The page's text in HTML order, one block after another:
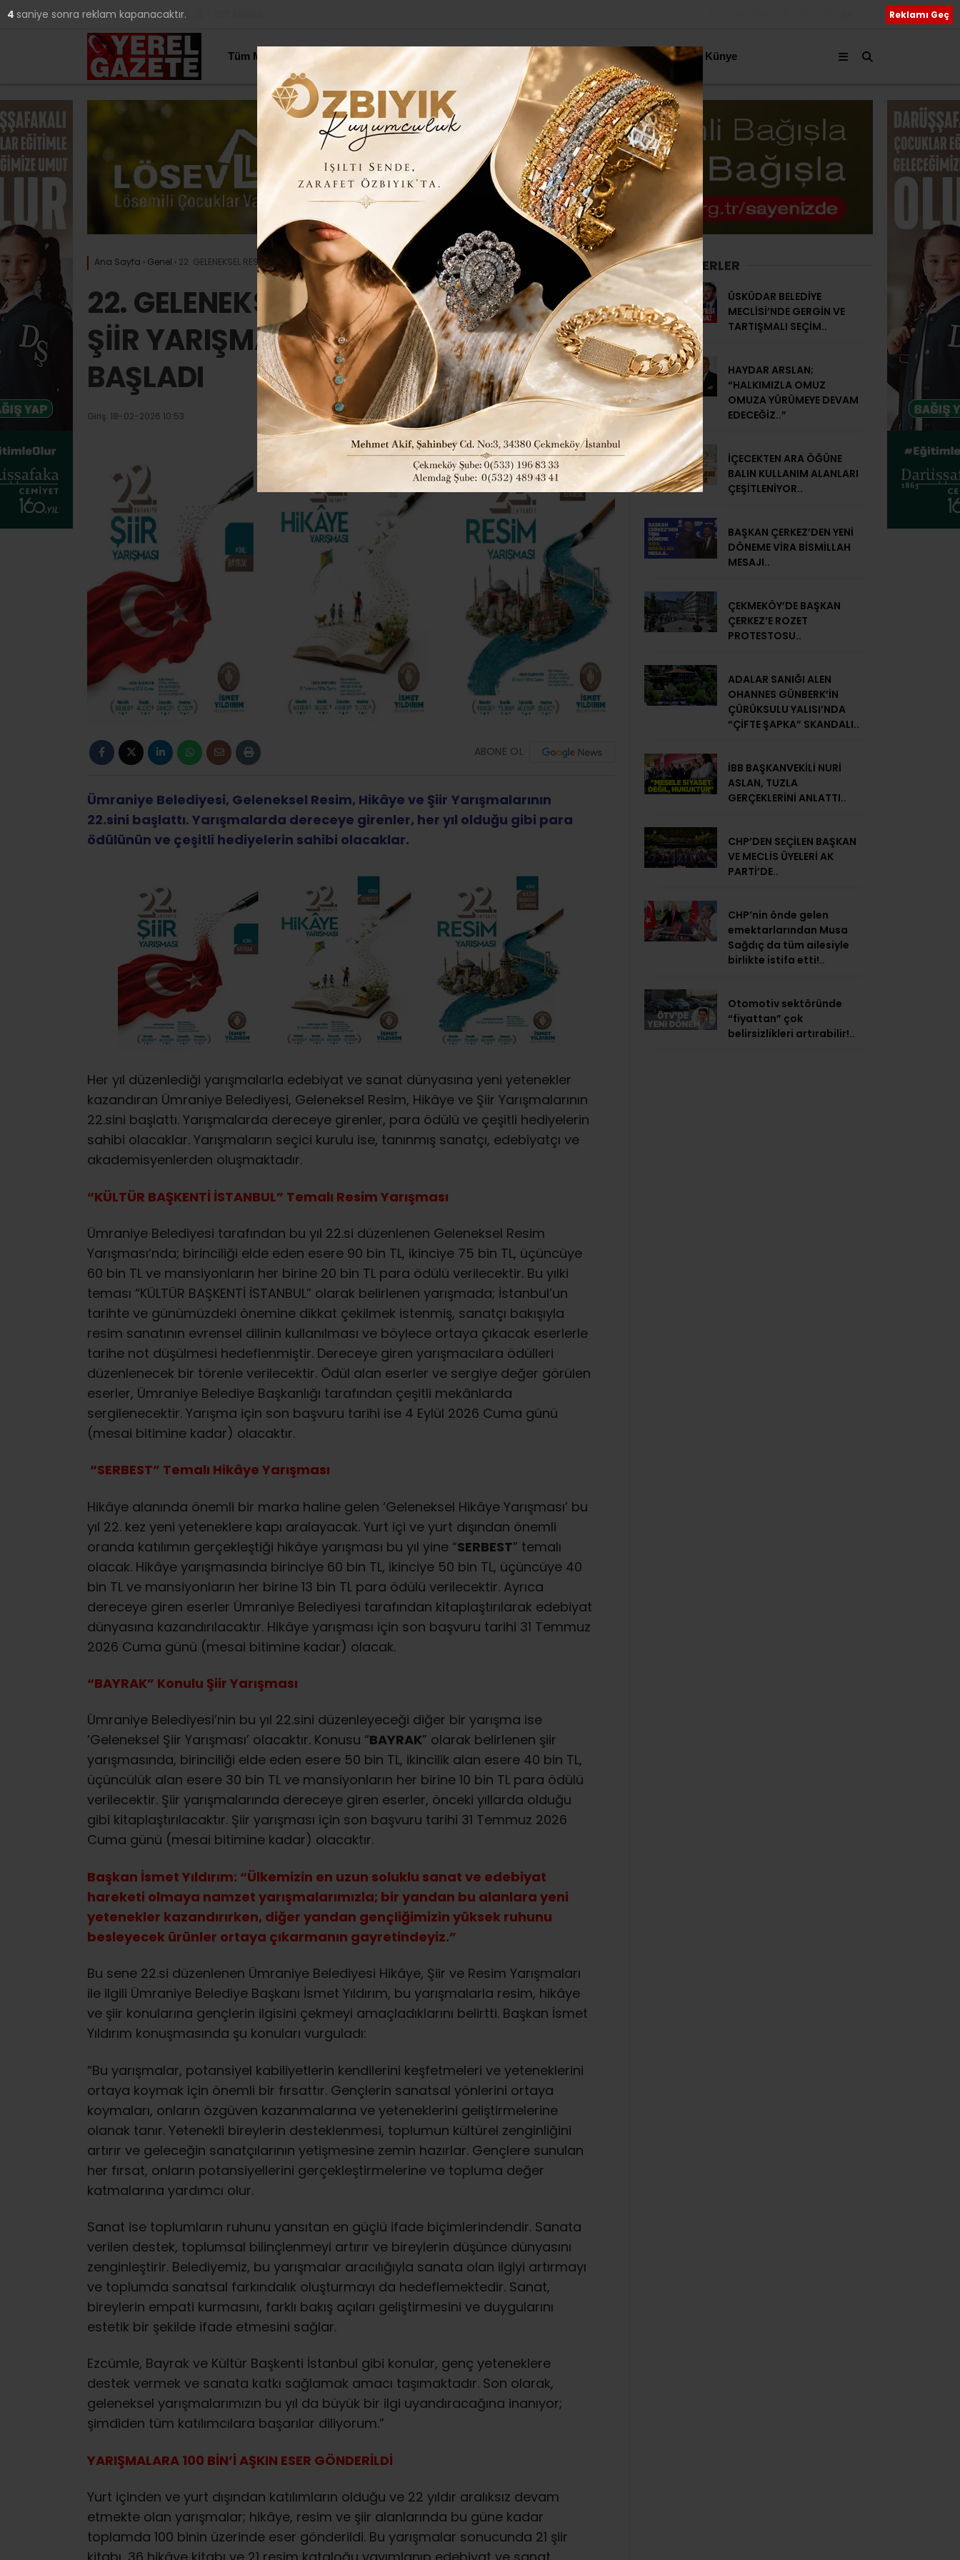
YAZARLAR 24.4
Tüm Manşetler Yerel Haberler Genel Siyaset Kültür Sanat Hakkımızda Künye
Ana Sayfa › Genel › 22. GELENEKSEL RESİM, HİKÂYE VE ŞİİR YARIŞMASI’NA BAŞVURULAR BAŞLADI
22. GELENEKSEL RESİM, HİKÂYE VE
ŞİİR YARIŞMASI’NA BAŞVURULAR
BAŞLADI
Giriş: 18-02-2026 10:53 Genel Kültür Sanat
ABONE OL
Ümraniye Belediyesi, Geleneksel Resim, Hikâye ve Şiir Yarışmalarının
22.sini başlattı. Yarışmalarda dereceye girenler, her yıl olduğu gibi para
ödülünün ve çeşitli hediyelerin sahibi olacaklar.
Her yıl düzenlediği yarışmalarla edebiyat ve sanat dünyasına yeni yetenekler
kazandıran Ümraniye Belediyesi, Geleneksel Resim, Hikâye ve Şiir Yarışmalarının
22.sini başlattı. Yarışmalarda dereceye girenler, para ödülü ve çeşitli hediyelerin
sahibi olacaklar. Yarışmaların seçici kurulu ise, tanınmış sanatçı, edebiyatçı ve
akademisyenlerden oluşmaktadır.
“KÜLTÜR BAŞKENTİ İSTANBUL” Temalı Resim Yarışması
Ümraniye Belediyesi tarafından bu yıl 22.si düzenlenen Geleneksel Resim
Yarışması’nda; birinciliği elde eden esere 90 bin TL, ikinciye 75 bin TL, üçüncüye
60 bin TL ve mansiyonların her birine 20 bin TL para ödülü verilecektir. Bu yılki
teması “KÜLTÜR BAŞKENTİ İSTANBUL” olarak belirlenen yarışmada; İstanbul’un
tarihte ve günümüzdeki önemine dikkat çekilmek istenmiş, sanatçı bakışıyla
resim sanatının evrensel dilinin kullanılması ve böylece ortaya çıkacak eserlerle
tarihe not düşülmesi hedeflenmiştir. Dereceye giren yarışmacılara ödülleri
düzenlenecek bir törenle verilecektir. Ödül alan eserler ve sergiye değer görülen
eserler, Ümraniye Belediye Başkanlığı tarafından çeşitli mekânlarda
sergilenecektir. Yarışma için son başvuru tarihi ise 4 Eylül 2026 Cuma günü
(mesai bitimine kadar) olacaktır.
“SERBEST” Temalı Hikâye Yarışması
Hikâye alanında önemli bir marka haline gelen ‘Geleneksel Hikâye Yarışması’ bu
yıl 22. kez yeni yeteneklere kapı aralayacak. Yurt içi ve yurt dışından önemli
oranda katılımın gerçekleştiği hikâye yarışması bu yıl yine “SERBEST” temalı
olacak. Hikâye yarışmasında birinciye 60 bin TL, ikinciye 50 bin TL, üçüncüye 40
bin TL ve mansiyonların her birine 13 bin TL para ödülü verilecektir. Ayrıca
dereceye giren eserler Ümraniye Belediyesi tarafından kitaplaştırılarak edebiyat
dünyasına kazandırılacaktır. Hikâye yarışması için son başvuru tarihi 31 Temmuz
2026 Cuma günü (mesai bitimine kadar) olacak.
“BAYRAK” Konulu Şiir Yarışması
Ümraniye Belediyesi’nin bu yıl 22.sini düzenleyeceği diğer bir yarışma ise
‘Geleneksel Şiir Yarışması’ olacaktır. Konusu “BAYRAK” olarak belirlenen şiir
yarışmasında, birinciliği elde eden esere 50 bin TL, ikincilik alan esere 40 bin TL,
üçüncülük alan esere 30 bin TL ve mansiyonların her birine 10 bin TL para ödülü
verilecektir. Şiir yarışmalarında dereceye giren eserler, önceki yıllarda olduğu
gibi kitaplaştırılacaktır. Şiir yarışması için son başvuru tarihi 31 Temmuz 2026
Cuma günü (mesai bitimine kadar) olacaktır.
Başkan İsmet Yıldırım: “Ülkemizin en uzun soluklu sanat ve edebiyat
hareketi olmaya namzet yarışmalarımızla; bir yandan bu alanlara yeni
yetenekler kazandırırken, diğer yandan gençliğimizin yüksek ruhunu
besleyecek ürünler ortaya çıkarmanın gayretindeyiz.”
Bu sene 22.si düzenlenen Ümraniye Belediyesi Hikâye, Şiir ve Resim Yarışmaları
ile ilgili Ümraniye Belediye Başkanı İsmet Yıldırım, bu yarışmalarla resim, hikâye
ve şiir konularına gençlerin ilgisini çekmeyi amaçladıklarını belirtti. Başkan İsmet
Yıldırım konuşmasında şu konuları vurguladı:
“Bu yarışmalar, potansiyel kabiliyetlerin kendilerini keşfetmeleri ve yeteneklerini
ortaya koymak için önemli bir fırsattır. Gençlerin sanatsal yönlerini ortaya
koymaları, onların özgüven kazanmalarına ve yeteneklerini geliştirmelerine
olanak tanır. Yetenekli bireylerin desteklenmesi, toplumun kültürel zenginliğini
artırır ve geleceğin sanatçılarının yetişmesine zemin hazırlar. Gençlere sunulan
her fırsat, onların potansiyellerini gerçekleştirmelerine ve topluma değer
katmalarına yardımcı olur.
Sanat ise toplumların ruhunu yansıtan en güçlü ifade biçimlerindendir. Sanata
verilen destek, toplumsal bilinçlenmeyi artırır ve bireylerin düşünce dünyasını
zenginleştirir. Belediyemiz, bu yarışmalar aracılığıyla sanata olan ilgiyi artırmayı
ve toplumda sanatsal farkındalık oluşturmayı da hedeflemektedir. Sanat,
bireylerin empati kurmasını, farklı bakış açıları geliştirmesini ve duygularını
estetik bir şekilde ifade etmesini sağlar.
Ezcümle, Bayrak ve Kültür Başkenti İstanbul gibi konular, genç yeteneklere
destek vermek ve sanata katkı sağlamak amacı taşımaktadır. Son olarak,
geleneksel yarışmalarımızın bu yıl da büyük bir ilgi uyandıracağına inanıyor;
şimdiden tüm katılımcılara başarılar diliyorum.”
YARIŞMALARA 100 BİN’İ AŞKIN ESER GÖNDERİLDİ
Yurt içinden ve yurt dışından katılımların olduğu ve 22 yıldır aralıksız devam
etmekte olan yarışmalar; hikâye, resim ve şiir alanlarında bu güne kadar
toplamda 100 binin üzerinde eser gönderildi. Bu yarışmalar sonucunda 21 şiir
SON HABERLER
ÜSKÜDAR BELEDİYE
MECLİSİ’NDE GERGİN VE
TARTIŞMALI SEÇİM..
HAYDAR ARSLAN;
“HALKIMIZLA OMUZ
OMUZA YÜRÜMEYE DEVAM
EDECEĞİZ..”
İÇECEKTEN ARA ÖĞÜNE
BALIN KULLANIM ALANLARI
ÇEŞİTLENİYOR..
BAŞKAN ÇERKEZ’DEN YENİ
DÖNEME VİRA BİSMİLLAH
MESAJI..
ÇEKMEKÖY’DE BAŞKAN
ÇERKEZ’E ROZET
PROTESTOSU..
ADALAR SANIĞI ALEN
OHANNES GÜNBERK’İN
ÇÜRÜKSULU YALISI’NDA
“ÇİFTE ŞAPKA” SKANDALI..
İBB BAŞKANVEKİLİ NURİ
ASLAN, TUZLA
GERÇEKLERİNİ ANLATTI..
CHP’DEN SEÇİLEN BAŞKAN
VE MECLİS ÜYELERİ AK
PARTİ’DE..
CHP’nin önde gelen
emektarlarından Musa
Sağdıç da tüm ailesiyle
birlikte istifa etti!..
Otomotiv sektöründe
“fiyattan” çok
belirsizlikleri artırabilir!..
3 saniye sonra reklam kapanacaktır. Reklamı Geç